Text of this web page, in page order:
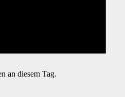
an diesem Tag.